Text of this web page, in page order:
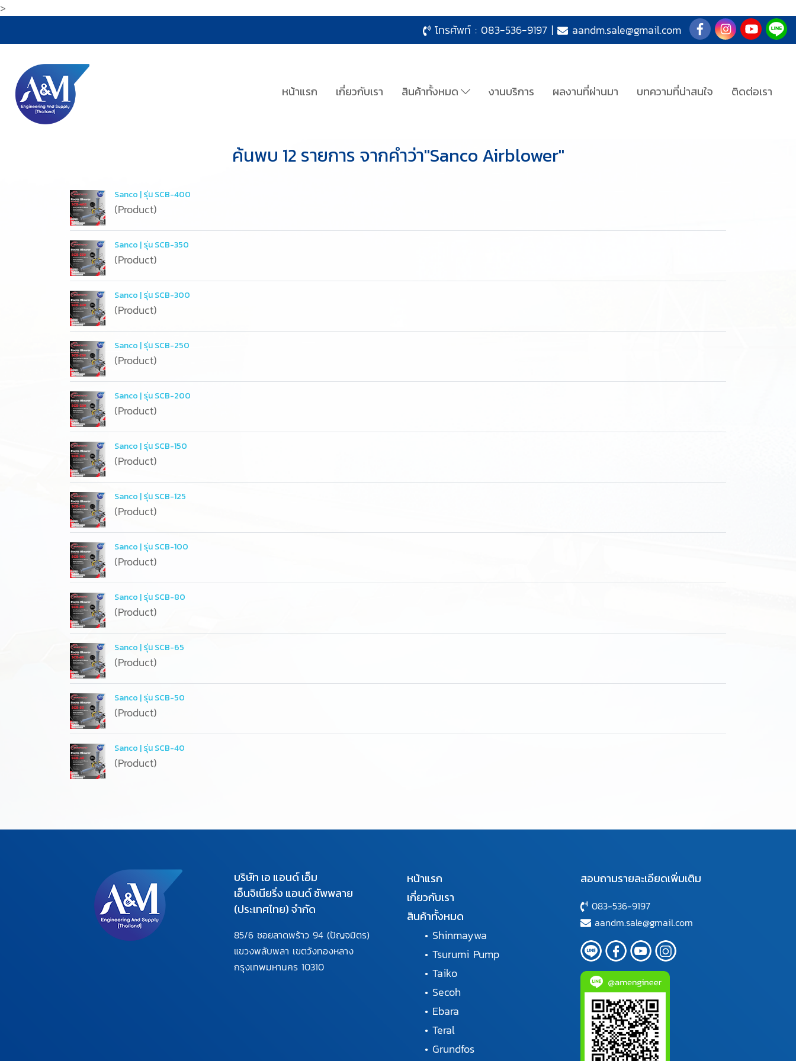
>
โทรศัพท์ : 083-536-9197 | aandm.sale@gmail.com
หน้าแรก เกี่ยวกับเรา สินค้าทั้งหมด งานบริการ ผลงานที่ผ่านมา บทความที่น่าสนใจ ติดต่อเรา
ค้นพบ 12 รายการ จากคำว่า"Sanco Airblower"
Sanco | รุ่น SCB-400
(Product)
Sanco | รุ่น SCB-350
(Product)
Sanco | รุ่น SCB-300
(Product)
Sanco | รุ่น SCB-250
(Product)
Sanco | รุ่น SCB-200
(Product)
Sanco | รุ่น SCB-150
(Product)
Sanco | รุ่น SCB-125
(Product)
Sanco | รุ่น SCB-100
(Product)
Sanco | รุ่น SCB-80
(Product)
Sanco | รุ่น SCB-65
(Product)
Sanco | รุ่น SCB-50
(Product)
Sanco | รุ่น SCB-40
(Product)
บริษัท เอ แอนด์ เอ็ม
เอ็นจิเนียริ่ง แอนด์ ซัพพลาย
(ประเทศไทย) จำกัด
85/6 ซอยลาดพร้าว 94 (ปัญจมิตร)
แขวงพลับพลา เขตวังทองหลาง
กรุงเทพมหานคร 10310
หน้าแรก
เกี่ยวกับเรา
สินค้าทั้งหมด
• Shinmaywa
• Tsurumi Pump
• Taiko
• Secoh
• Ebara
• Teral
• Grundfos
สอบถามรายละเอียดเพิ่มเติม
083-536-9197
aandm.sale@gmail.com